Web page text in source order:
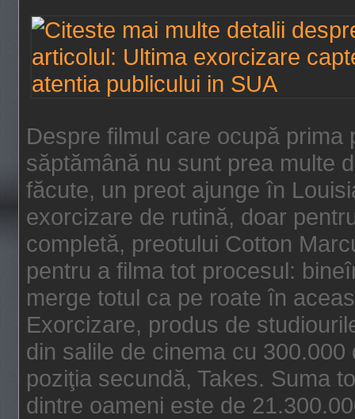
Despre filmul care ocupă
săptămână nu sunt prea multe
făcute, un preot ajunge în
exorcizare de rutină, doar
completă, preotului Cotton
pentru a filma tot procesul:
merge totul ca pe roate în
Exorcizare, produs de
din salile de cinema cu
poziţia secundă, Takes. Suma
dintre oameni este de